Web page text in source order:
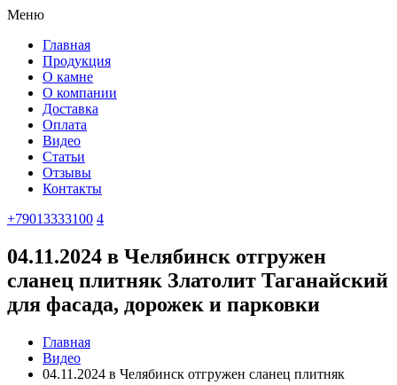
Меню
Главная
Продукция
О камне
О компании
Доставка
Оплата
Видео
Статьи
Отзывы
Контакты
+79013333100 4
04.11.2024 в Челябинск отгружен
сланец плитняк Златолит Таганайский
для фасада, дорожек и парковки
Главная
Видео
04.11.2024 в Челябинск отгружен сланец плитняк